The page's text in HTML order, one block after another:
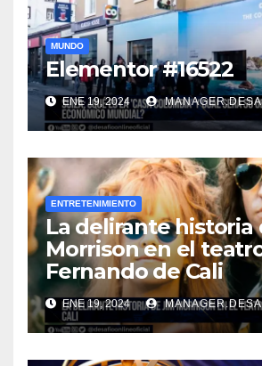
MUNDO
Elementor #16522
ENE 19, 2024
ENTRETENIMIENTO
La delirante historia
Morrison en el
Fernando de Cali
ENE 19, 2024